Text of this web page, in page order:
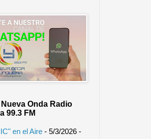
Onda Radio
99.3 FM
en el Aire- 5/3/2026-